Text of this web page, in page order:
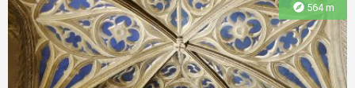
Construit en 1940, I'Astrée fait figure de cinéma historique
dans la Cité des Ducs. Plus vieux complexe de la ville, il a été
entièrement rénové en 2012, offrant un confort et un
équipement moderne dans un décor et une esthétique propre
Happy Moves
explore 564 m